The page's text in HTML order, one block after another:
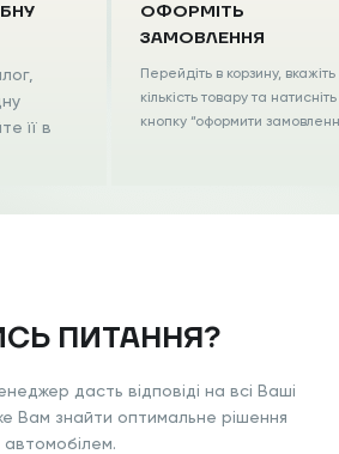
її в
ОФОРМІТЬ
ЗАМОВЛЕННЯ
Перейдіть в корзину, вкажіть
кількість товару та натисніть
кнопку “оформити
ПИТАННЯ?
дасть відповіді на всі Ваші
Вам знайти оптимальне рішення
автомобілем.